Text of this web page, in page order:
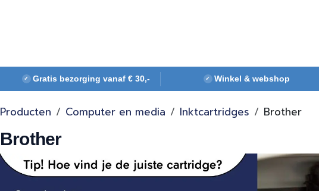
✓ Gratis bezorging vanaf € 30,- ✓ Winkel & webshop
Producten Computer en media Inktcartridges Brother
Brother